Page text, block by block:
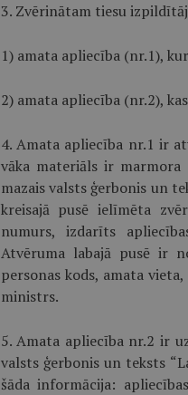
3. Zvērinātam tiesu
1) amata apliecība (nr.1),
2) amata apliecība (nr.2),
4. Amata apliecība nr.1 ir
vāka materiāls ir
mazais valsts ģerbonis un
kreisajā pusē ielīmēta
numurs, izdarīts
Atvēruma labajā pusē ir
personas kods, amata
ministrs.
5. Amata apliecība nr.2 ir
valsts ģerbonis un teksts
šāda informācija: